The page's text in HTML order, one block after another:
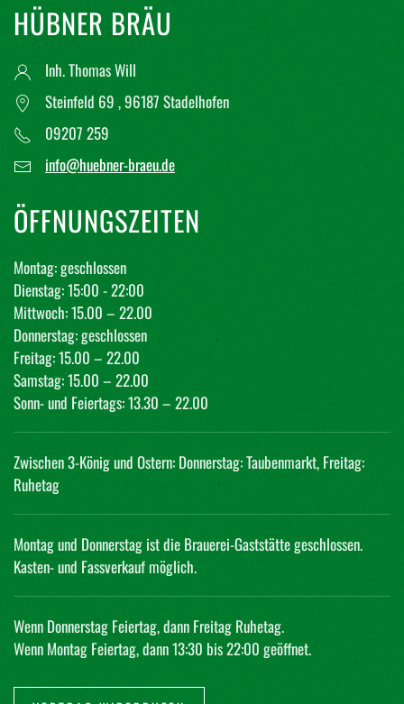
HÜBNER BRÄU
Inh. Thomas Will
Steinfeld 69 , 96187 Stadelhofen
09207 259
info@huebner-braeu.de
ÖFFNUNGSZEITEN
Montag: geschlossen
Dienstag: 15:00 - 22:00
Mittwoch: 15.00 – 22.00
Donnerstag: geschlossen
Freitag: 15.00 – 22.00
Samstag: 15.00 – 22.00
Sonn- und Feiertags: 13.30 – 22.00
Zwischen 3-König und Ostern: Donnerstag: Taubenmarkt, Freitag:
Ruhetag
Montag und Donnerstag ist die Brauerei-Gaststätte geschlossen.
Kasten- und Fassverkauf möglich.
Wenn Donnerstag Feiertag, dann Freitag Ruhetag.
Wenn Montag Feiertag, dann 13:30 bis 22:00 geöffnet.